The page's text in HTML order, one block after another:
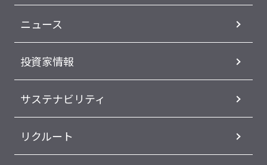
ニュース
投資家情報
サステナビリティ
リクルート